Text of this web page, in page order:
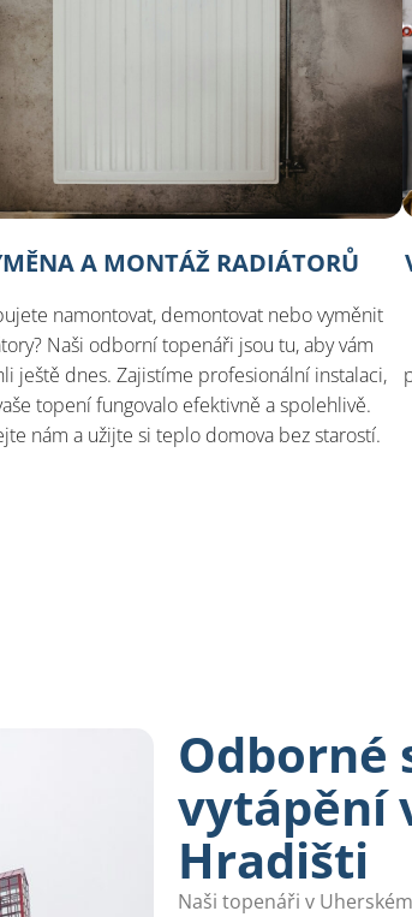
A MONTÁŽ RADIÁTORŮ
namontovat, demontovat nebo vyměnit
Naši odborní topenáři jsou tu, aby vám
ještě dnes. Zajistíme profesionální instalaci,
topení fungovalo efektivně a spolehlivě.
nám a užijte si teplo domova bez starostí.
Odborné
vytápění
Hradišti
Naši topenáři v